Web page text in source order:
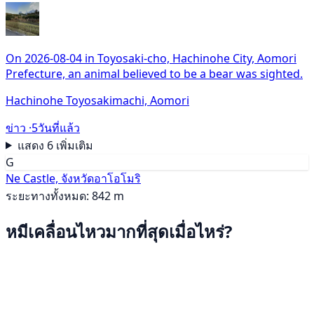
On 2026-08-04 in Toyosaki-cho, Hachinohe City, Aomori
Prefecture, an animal believed to be a bear was sighted.
Hachinohe Toyosakimachi, Aomori
ข่าว ·5วันที่แล้ว
แสดง 6 เพิ่มเติม
G
Ne Castle, จังหวัดอาโอโมริ
ระยะทางทั้งหมด: 842 m
หมีเคลื่อนไหวมากที่สุดเมื่อไหร่?